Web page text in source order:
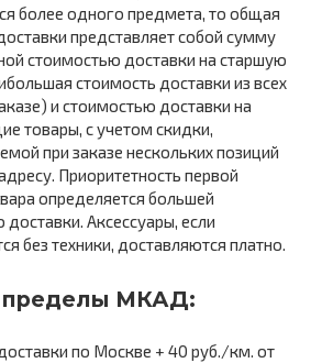
более одного предмета, то общая
представляет собой сумму
стоимостью доставки на старшую
стоимость доставки из всех
и стоимостью доставки на
товары, с учетом скидки,
при заказе нескольких позиций
Приоритетность первой
определяется большей
Аксессуары, если
без техники, доставляются платно.
пределы МКАД:
по Москве + 40 руб./км. от